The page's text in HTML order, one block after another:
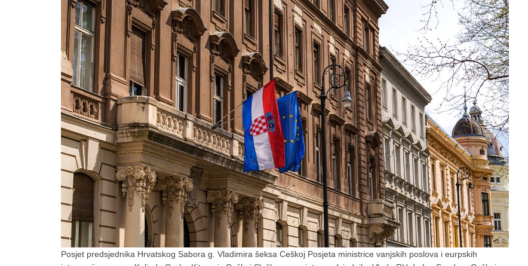
Posjet predsjednika Hrvatskog Sabora g. Vladimira šeksa Ceškoj Posjeta ministrice vanjskih poslova i eurpskih